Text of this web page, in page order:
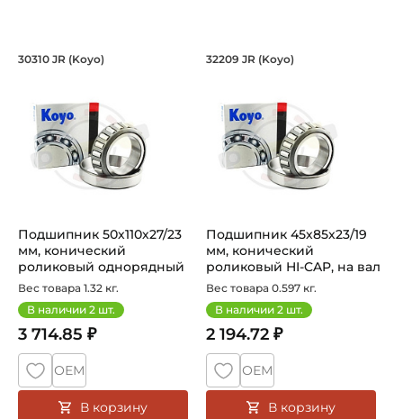
Подшипник 50х110х27/23 мм,
30310 JR (Koyo)
Подшипник 50х110х27/23
мм, конический
роликовый однорядный
на вал 50 мм...
Вес товара 1.32 кг.
В наличии 2 шт.
3 714.85 ₽
ОЕМ
В корзину
Подшипник
32209 JR (Koyo)
Подшипник 45х85х23/19
мм, конический
роликовый HI-CAP, на вал
45 мм. Ар...
Вес товара 0.597 кг.
В наличии 2 шт.
2 194.72 ₽
ОЕМ
В корзину